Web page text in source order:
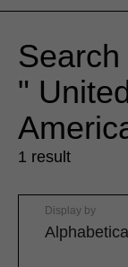
"
1 result
Display by